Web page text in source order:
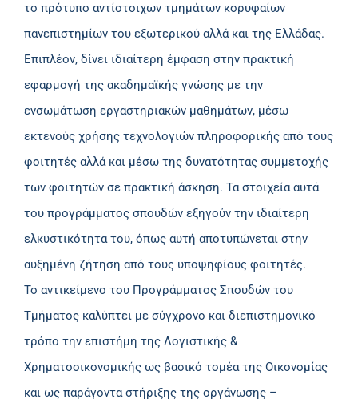
το πρότυπο αντίστοιχων τμημάτων κορυφαίων
πανεπιστημίων του εξωτερικού αλλά και της Ελλάδας.
Επιπλέον, δίνει ιδιαίτερη έμφαση στην πρακτική
εφαρμογή της ακαδημαϊκής γνώσης με την
ενσωμάτωση εργαστηριακών μαθημάτων, μέσω
εκτενούς χρήσης τεχνολογιών πληροφορικής από τους
φοιτητές αλλά και μέσω της δυνατότητας συμμετοχής
των φοιτητών σε πρακτική άσκηση. Τα στοιχεία αυτά
του προγράμματος σπουδών εξηγούν την ιδιαίτερη
ελκυστικότητα του, όπως αυτή αποτυπώνεται στην
αυξημένη ζήτηση από τους υποψηφίους φοιτητές.
Το αντικείμενο του Προγράμματος Σπουδών του
Τμήματος καλύπτει με σύγχρονο και διεπιστημονικό
τρόπο την επιστήμη της Λογιστικής &
Χρηματοοικονομικής ως βασικό τομέα της Οικονομίας
και ως παράγοντα στήριξης της οργάνωσης –